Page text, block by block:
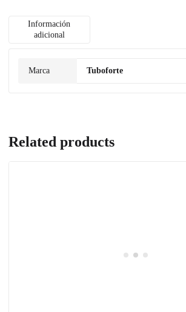
Información
adicional
Marca Tuboforte
Related products